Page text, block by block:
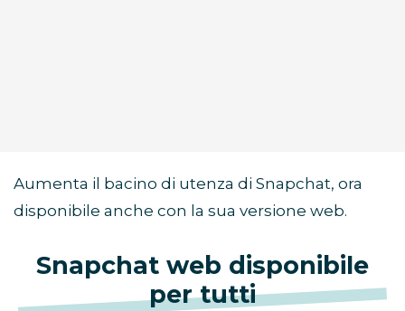
Aumenta il bacino di utenza di Snapchat, ora
disponibile anche con la sua versione web.
Snapchat web disponibile
per tutti